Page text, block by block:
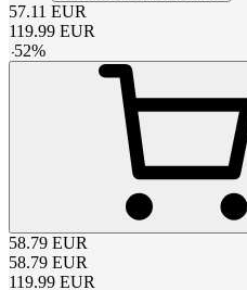
57.11 EUR
119.99 EUR
-52%
58.79 EUR
58.79 EUR
119.99 EUR